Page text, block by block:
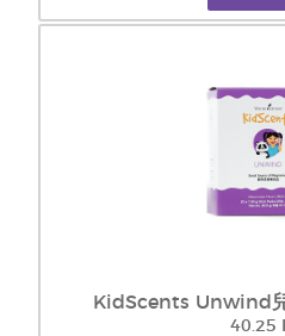
KidScents Unwind
40.25